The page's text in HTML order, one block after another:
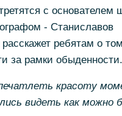
с основателем
- Станиславов
ребятам о
за рамки обыденности.
красоту
видеть как можно